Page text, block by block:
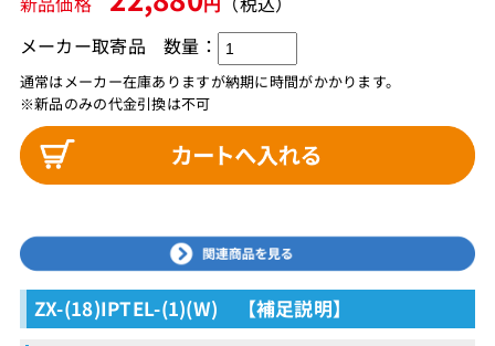
メーカー取寄品
通常はメーカー在庫ありますが納期に時間がかかります。
※新品のみの代金引換は不可
数量：
ZX-(18)IPTEL-(1)(W) 【補足説明】